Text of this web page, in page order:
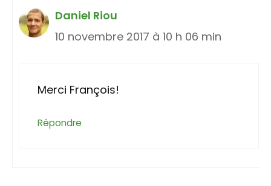
Daniel Riou
10 novembre 2017 à 10 h 06 min
Merci François!
Répondre